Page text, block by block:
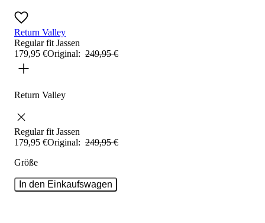
Return Valley
Regular fitJassen
179,95 €Original: 249,95 €
Return Valley
Regular fitJassen
179,95 €Original: 249,95 €
Größe
In den Einkaufswagen